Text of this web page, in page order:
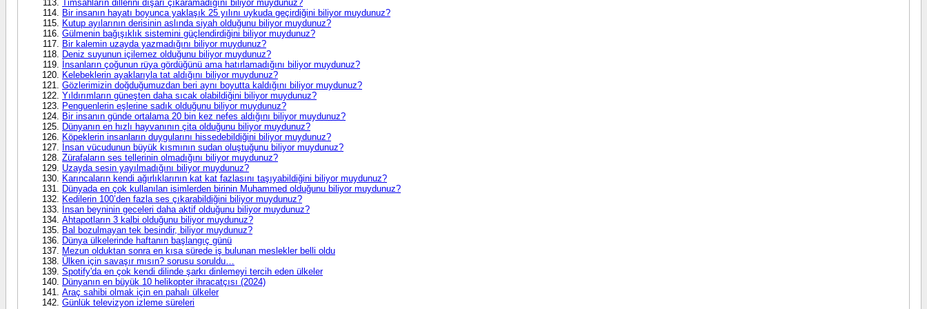
Timsahların dillerini dışarı çıkaramadığını biliyor muydunuz?
Bir insanın hayatı boyunca yaklaşık 25 yılını uykuda geçirdiğini biliyor muydunuz?
Kutup ayılarının derisinin aslında siyah olduğunu biliyor muydunuz?
Gülmenin bağışıklık sistemini güçlendirdiğini biliyor muydunuz?
Bir kalemin uzayda yazmadığını biliyor muydunuz?
Deniz suyunun içilemez olduğunu biliyor muydunuz?
İnsanların çoğunun rüya gördüğünü ama hatırlamadığını biliyor muydunuz?
Kelebeklerin ayaklarıyla tat aldığını biliyor muydunuz?
Gözlerimizin doğduğumuzdan beri aynı boyutta kaldığını biliyor muydunuz?
Yıldırımların güneşten daha sıcak olabildiğini biliyor muydunuz?
Penguenlerin eşlerine sadık olduğunu biliyor muydunuz?
Bir insanın günde ortalama 20 bin kez nefes aldığını biliyor muydunuz?
Dünyanın en hızlı hayvanının çita olduğunu biliyor muydunuz?
Köpeklerin insanların duygularını hissedebildiğini biliyor muydunuz?
İnsan vücudunun büyük kısmının sudan oluştuğunu biliyor muydunuz?
Zürafaların ses tellerinin olmadığını biliyor muydunuz?
Uzayda sesin yayılmadığını biliyor muydunuz?
Karıncaların kendi ağırlıklarının kat kat fazlasını taşıyabildiğini biliyor muydunuz?
Dünyada en çok kullanılan isimlerden birinin Muhammed olduğunu biliyor muydunuz?
Kedilerin 100’den fazla ses çıkarabildiğini biliyor muydunuz?
İnsan beyninin geceleri daha aktif olduğunu biliyor muydunuz?
Ahtapotların 3 kalbi olduğunu biliyor muydunuz?
Bal bozulmayan tek besindir, biliyor muydunuz?
Dünya ülkelerinde haftanın başlangıç günü
Mezun olduktan sonra en kısa sürede iş bulunan meslekler belli oldu
Ülken için savaşır mısın? sorusu soruldu…
Spotify'da en çok kendi dilinde şarkı dinlemeyi tercih eden ülkeler
Dünyanın en büyük 10 helikopter ihracatçısı (2024)
Araç sahibi olmak için en pahalı ülkeler
Günlük televizyon izleme süreleri